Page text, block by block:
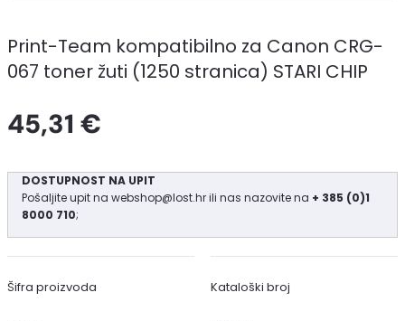
Print-Team kompatibilno za Canon CRG-
067 toner žuti (1250 stranica) STARI CHIP
45,31 €
DOSTUPNOST NA UPIT
Pošaljite upit na webshop@lost.hrili nas nazovite na + 385 (0)1
8000 710;
Šifra proizvoda Kataloški broj